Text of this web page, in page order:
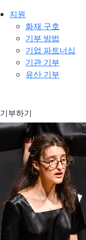
지원
화재 구호
기부 방법
기업 파트너십
기관 기부
유산 기부
기부하기